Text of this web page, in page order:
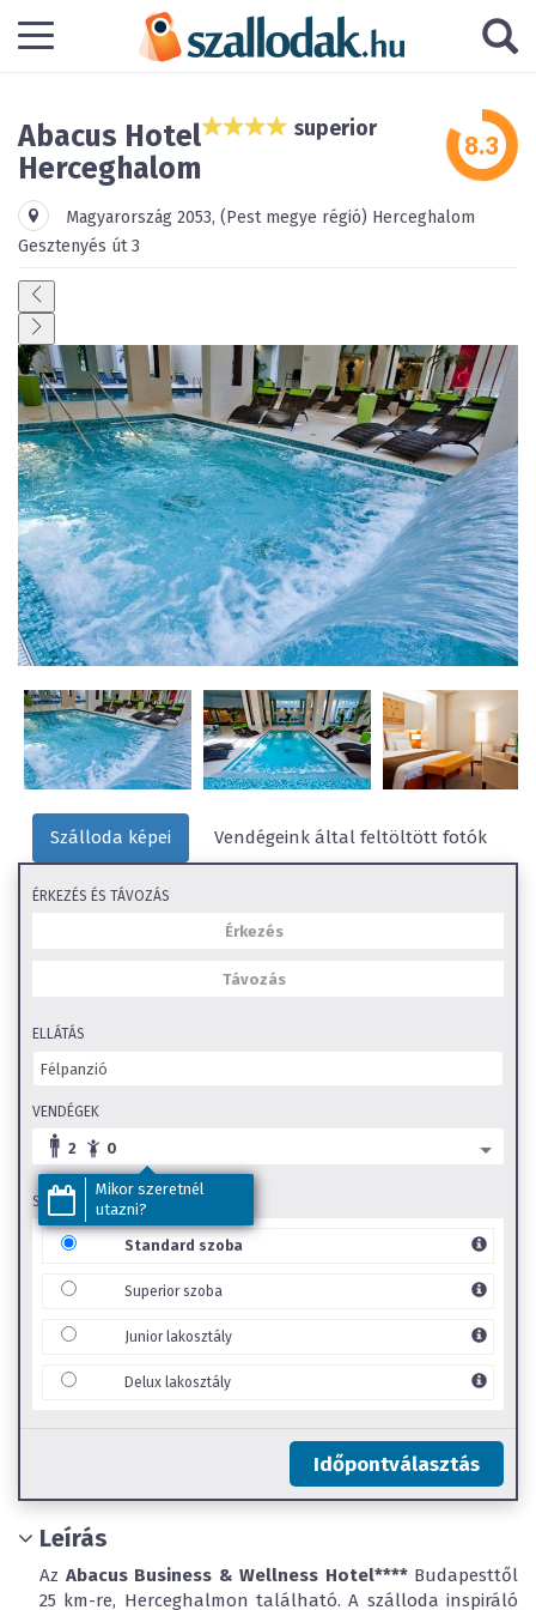
Abacus Hotel superior
Herceghalom
Magyarország 2053, (Pest megye régió) Herceghalom
Gesztenyés út 3
Szálloda képei Vendégeink által feltöltött fotók
ÉRKEZÉS ÉS TÁVOZÁS
Mikor szeretnél
utazni?
ELLÁTÁS
VENDÉGEK
2 0
SZOBA TÍPUS
Standard szoba
Superior szoba
Junior lakosztály
Delux lakosztály
Időpontválasztás
Leírás
Az Abacus Business & Wellness Hotel****Budapesttől
25 km-re, Herceghalmon található. A szálloda inspiráló